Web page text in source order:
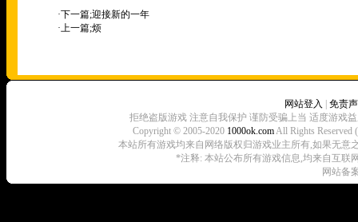
·下一篇;迎接新的一年
·上一篇;烦
网站登入
免责
拒绝盗版游戏 注意自我保护 谨防受骗上当 适度游戏
Copyright © 2005-2020 1000ok.comAll Rights
本站所有游戏均来自网络版权归游戏业主所有,如果无意
*注释: 本站公布所有游戏信息,均来自互联
网站备